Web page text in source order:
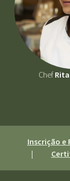
Chef
Inscrição e
|